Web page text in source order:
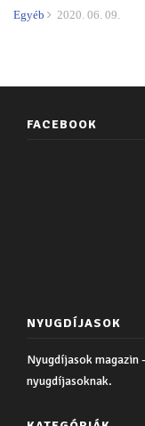
Egyéb 2020. 06. 09.
FACEBOOK
NYUGDÍJASOK
Nyugdíjasok magazin
nyugdíjasoknak.